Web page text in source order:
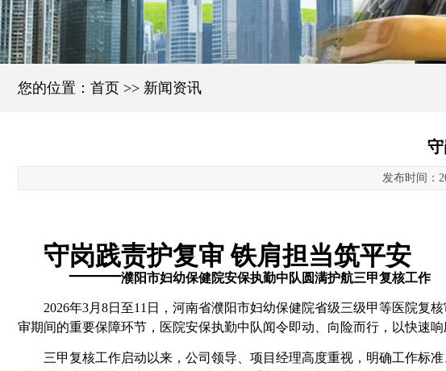
您的位置： 首页 >> 新闻资讯
发布时间：
守岗践责护复审 铁肩担当筑平安
——濮阳市妇幼保健院安保执勤中队圆满护航三甲复核工作
2026年3月8日至11日，河南省濮阳市妇幼保健院省级三级甲等医院复
审期间的重要保障环节，医院安保执勤中队闻令即动、向险而行，以快速
三甲复核工作启动以来，公司领导、项目经理高度重视，明确工作标准